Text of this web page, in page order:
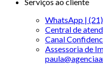
WhatsApp |
Central de
Canal
Assessoria de